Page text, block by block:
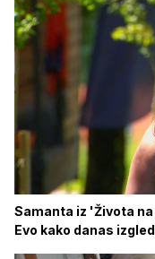
Samanta iz 'Života
Evo kako danas